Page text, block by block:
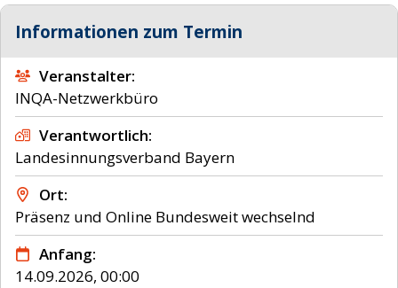
Informationen zum Termin
Veranstalter
INQA-Netzwerkbüro
Verantwortlich
Landesinnungsverband Bayern
Ort
Präsenz und Online Bundesweit wechselnd
Anfang
14.09.2026, 00:00